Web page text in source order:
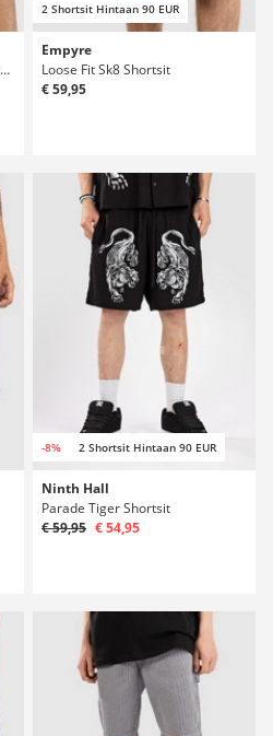
Ultra Loose Sk8 Denim W Embroidery Shortsit
2 Shortsit Hintaan 90 EUR
Empyre
Loose Fit Sk8 Shortsit
€ 59,95
-8% 2 Shortsit Hintaan 90 EUR
Ninth Hall
Parade Tiger Shortsit
€ 59,95 € 54,95